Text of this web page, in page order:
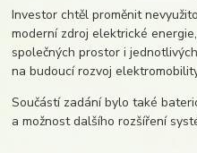
Investor chtěl proměnit
moderní zdroj elektrické
společných prostor i
na budoucí rozvoj
Součástí zadání bylo také
a možnost dalšího rozšíření